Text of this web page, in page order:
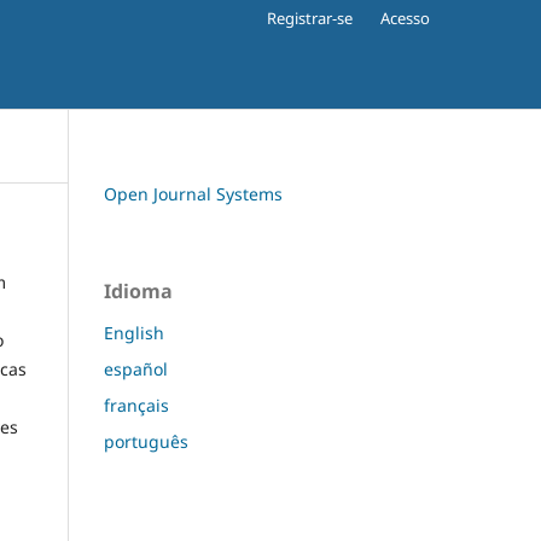
Registrar-se Acesso
Open Journal Systems
Idioma
English
español
français
português